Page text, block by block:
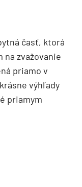
časť, ktorá
na zvažovanie
priamo v
výhľady
priamym